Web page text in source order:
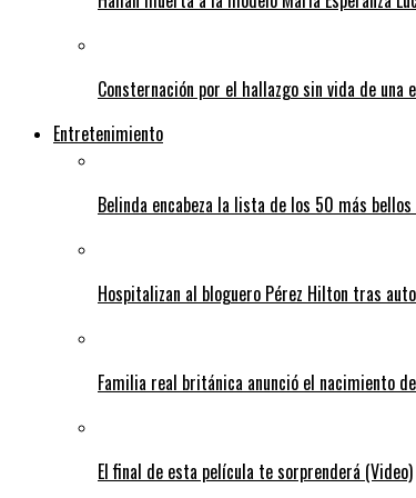
Consternación por el hallazgo sin vida de una
Entretenimiento
Belinda encabeza la lista de los 50 más bellos
Hospitalizan al bloguero Pérez Hilton tras
Familia real británica anunció el nacimiento
El final de esta película te sorprenderá (Video)